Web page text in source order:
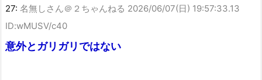
27: 名無しさん＠２ちゃんねる 2026/06/07(日) 19:57:33.13
ID:wMUSV/c40
意外とガリガリではない